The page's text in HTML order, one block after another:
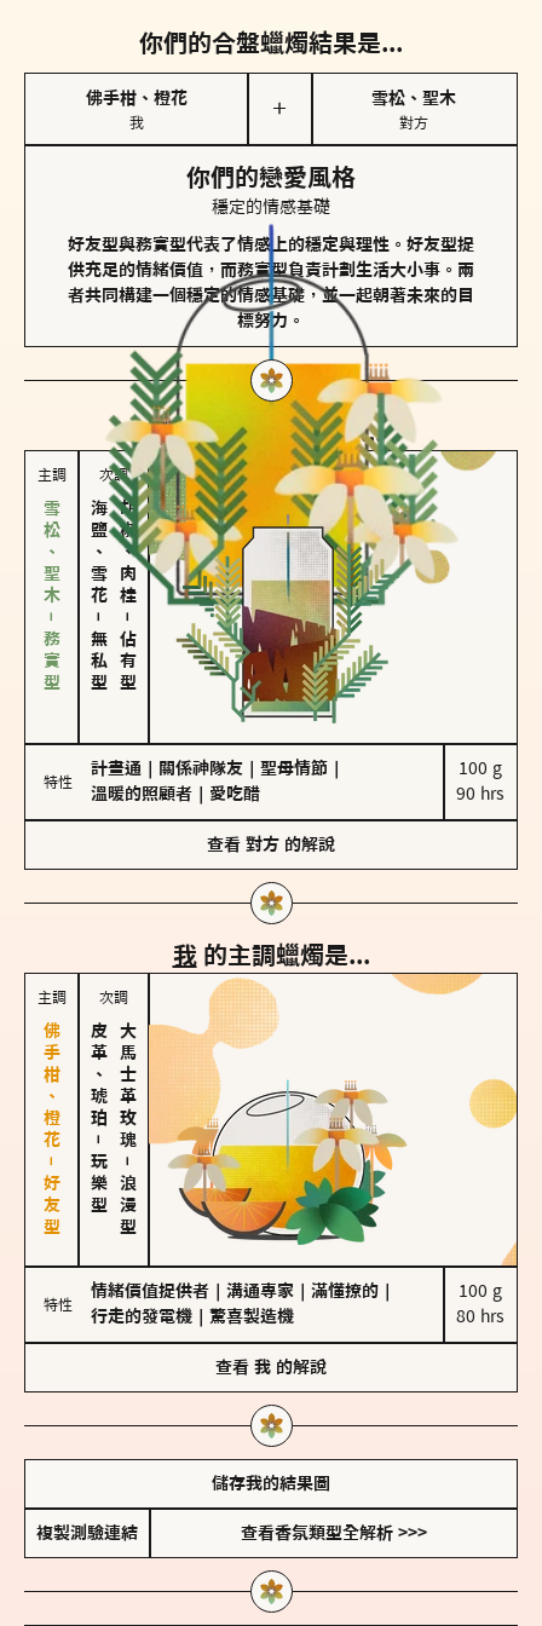
你們的合盤蠟燭結果是...
佛手柑、橙花
我
＋
雪松、聖木
對方
你們的戀愛風格
穩定的情感基礎
好友型與務實型代表了情感上的穩定與理性。好友型提
供充足的情緒價值，而務實型負責計劃生活大小事。兩
者共同構建一個穩定的情感基礎，並一起朝著未來的目
標努力。
對方的主調蠟燭是...
主調
雪松、聖木－務實型
次調
海鹽、雪花
－
無私型
胡椒、肉桂
－
佔有型
特性
計畫通 關係神隊友 聖母情節
溫暖的照顧者
愛吃醋
100 g
90 hrs
查看 對方 的解說
我 的主調蠟燭是...
主調
佛手柑、橙花－好友型
次調
皮革、琥珀
－
玩樂型
大馬士革玫瑰
－
浪漫型
特性
情緒價值提供者 溝通專家 滿懂撩的
行走的發電機
驚喜製造機
100 g
80 hrs
查看 我 的解說
儲存我的結果圖
複製測驗連結 查看香氛類型全解析 >>>